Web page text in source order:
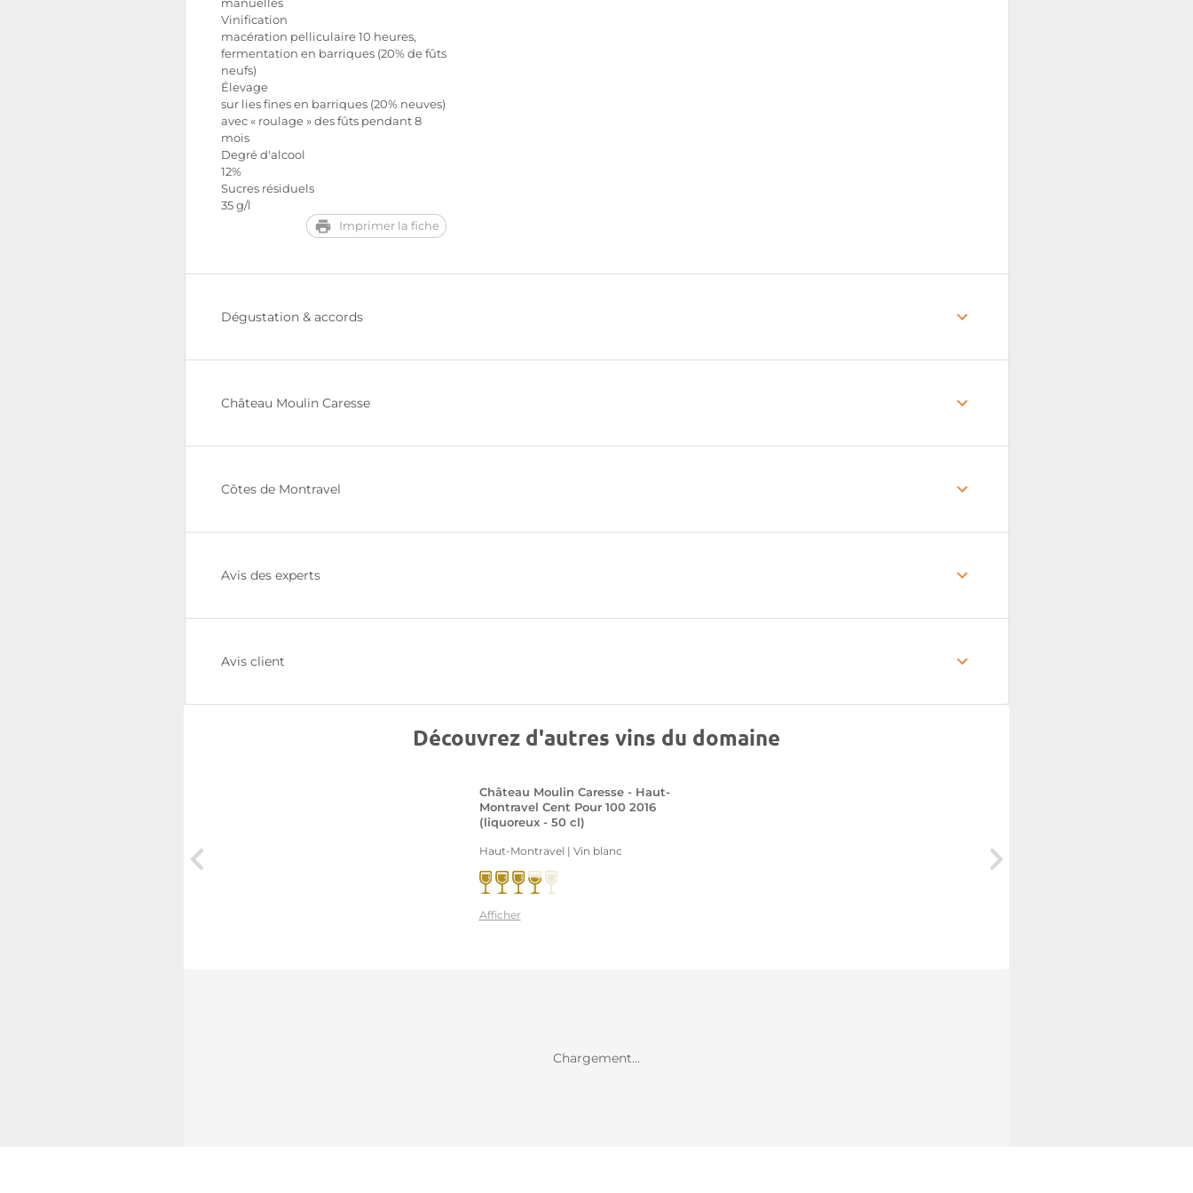
manuelles
Vinification
macération pelliculaire 10 heures,
fermentation en barriques (20% de fûts
neufs)
Élevage
sur lies fines en barriques (20% neuves)
avec « roulage » des fûts pendant 8
mois
Degré d'alcool
12%
Sucres résiduels
35 g/l
Imprimer la fiche
Dégustation & accords
Château Moulin Caresse
Côtes de Montravel
Avis des experts
Avis client
Découvrez d'autres vins du domaine
Château Moulin Caresse - Haut-
Montravel Cent Pour 100 2016
(liquoreux - 50 cl)
Haut-Montravel | Vin blanc
Afficher
Chargement...